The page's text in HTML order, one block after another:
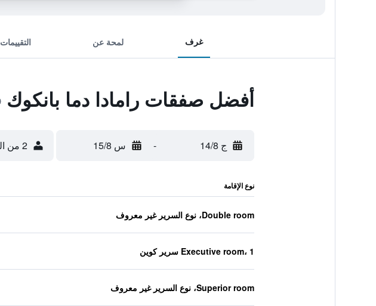
غرف لمحة عن التقييمات
أفضل صفقات رامادا دما بانكوك
ج 14/8 - س 15/8 2 من الضيوف، غرفة واحدة
نوع الإقامة
Double room، نوع السرير غير معروف
Executive room، 1 سرير كوين
Superior room، نوع السرير غير معروف